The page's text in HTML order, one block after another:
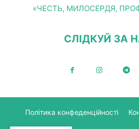
«ЧЕСТЬ, МИЛОСЕРДЯ,
СЛІДКУЙ ЗА
Політика конфеденційності